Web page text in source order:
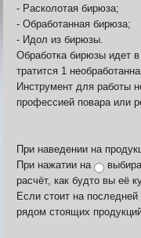
- Расколотая бирюза;
- Обработанная бирюза;
- Идол из бирюзы.
Обработка бирюзы идет
тратится 1
Инструмент для работы
профессией повара или
При наведении на
При нажатии на
расчёт, как будто вы её
Если стоит на
рядом стоящих